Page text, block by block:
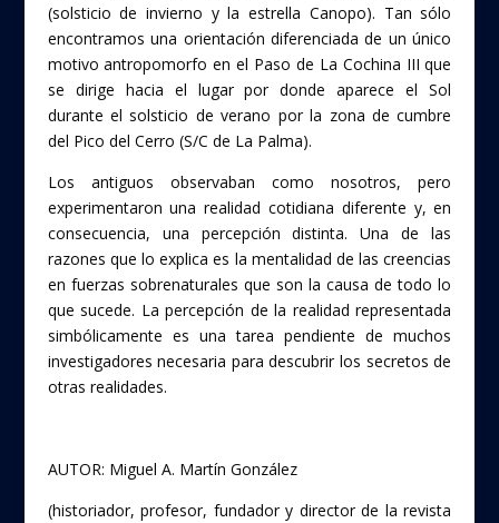
(solsticio de invierno y la estrella Canopo). Tan sólo
encontramos una orientación diferenciada de un único
motivo antropomorfo en el Paso de La Cochina III que
se dirige hacia el lugar por donde aparece el Sol
durante el solsticio de verano por la zona de cumbre
del Pico del Cerro (S/C de La Palma).
Los antiguos observaban como nosotros, pero
experimentaron una realidad cotidiana diferente y, en
consecuencia, una percepción distinta. Una de las
razones que lo explica es la mentalidad de las creencias
en fuerzas sobrenaturales que son la causa de todo lo
que sucede. La percepción de la realidad representada
simbólicamente es una tarea pendiente de muchos
investigadores necesaria para descubrir los secretos de
otras realidades.
AUTOR: Miguel A. Martín González
(historiador, profesor, fundador y director de la revista